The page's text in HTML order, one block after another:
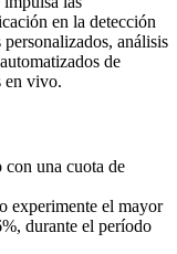
en la detección
análisis
de
en vivo.
una cuota de
experimente el mayor
durante el período